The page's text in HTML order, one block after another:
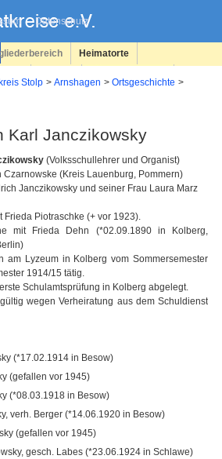
Datenschutz
Heimatorte
Stolp Arnshagen
Ortsgeschichte
Karl Janczikowsky
(Volksschullehrer und Organist)
(Kreis Lauenburg, Pommern)
Janczikowsky und seiner Frau Laura Marz
Frieda Piotraschke (+ vor 1923).
mit Frieda Dehn (*02.09.1890 in Kolberg,
am Lyzeum in Kolberg vom Sommersemester
1914/15 tätig.
Schulamtsprüfung in Kolberg abgelegt.
wegen Verheiratung aus dem Schuldienst
(*17.02.1914 in Besow)
(gefallen vor 1945)
(*08.03.1918 in Besow)
verh. Berger (*14.06.1920 in Besow)
(gefallen vor 1945)
gesch. Labes (*23.06.1924 in Schlawe)